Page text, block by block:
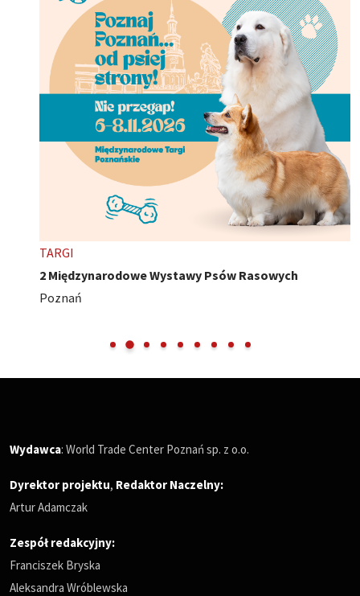
TARGI
2 Międzynarodowe Wystawy Psów Rasowych
Poznań
Wydawca: World Trade Center Poznań sp. z o.o.
Dyrektor projektu, Redaktor Naczelny:
Artur Adamczak
Zespół redakcyjny:
Franciszek Bryska
Aleksandra Wróblewska